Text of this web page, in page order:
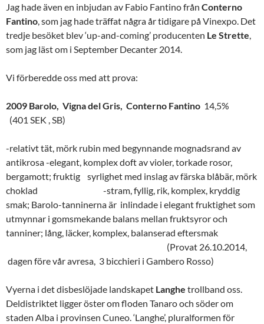
Jag hade även en inbjudan av Fabio Fantino från Conterno
Fantino , som jag hade träffat några år tidigare på Vinexpo. Det
tredje besöket blev ‘up-and-coming’ producenten Le Strette
som jag läst om i September Decanter 2014.
Vi förberedde oss med att prova:
2009 Barolo, Vigna del Gris, Conterno Fantino 14,5%
(401 SEK , SB)
-relativt tät, mörk rubin med begynnande mognadsrand av
antikrosa -elegant, komplex doft av violer, torkade rosor,
bergamott; fruktig syrlighet med inslag av färska blåbär, mörk
choklad -stram, fyllig, rik, komplex, kryddig
smak; Barolo-tanninerna är inlindade i elegant fruktighet som
utmynnar i gomsmekande balans mellan fruktsyror och
tanniner; lång, läcker, komplex, balanserad eftersmak
(Provat 26.10.2014,
dagen före vår avresa, 3 bicchieri i Gambero Rosso)
Vyerna i det disbeslöjade landskapet Langhe trollband oss.
Deldistriktet ligger öster om floden Tanaro och söder om
staden Alba i provinsen Cuneo. ‘Langhe’, pluralformen för